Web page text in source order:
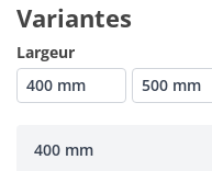
Variantes
Largeur
400 mm
500 mm
400 mm